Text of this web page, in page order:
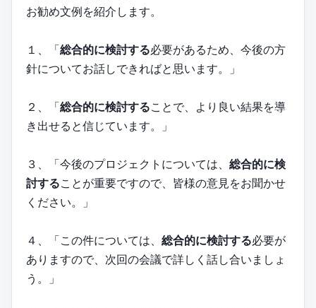
お勧め文例を紹介します。
１、「総合的に検討する必要があるため、今後の方
針についてお話しできればと思います。」
２、「総合的に検討することで、より良い結果を導
き出せると信じています。」
３、「今後のプロジェクトについては、 総合的に検
討することが重要ですので、皆様の意見をお聞かせ
ください。」
４、「この件については、 総合的に検討する必要が
ありますので、次回の会議で詳しく話し合いましょ
う。」